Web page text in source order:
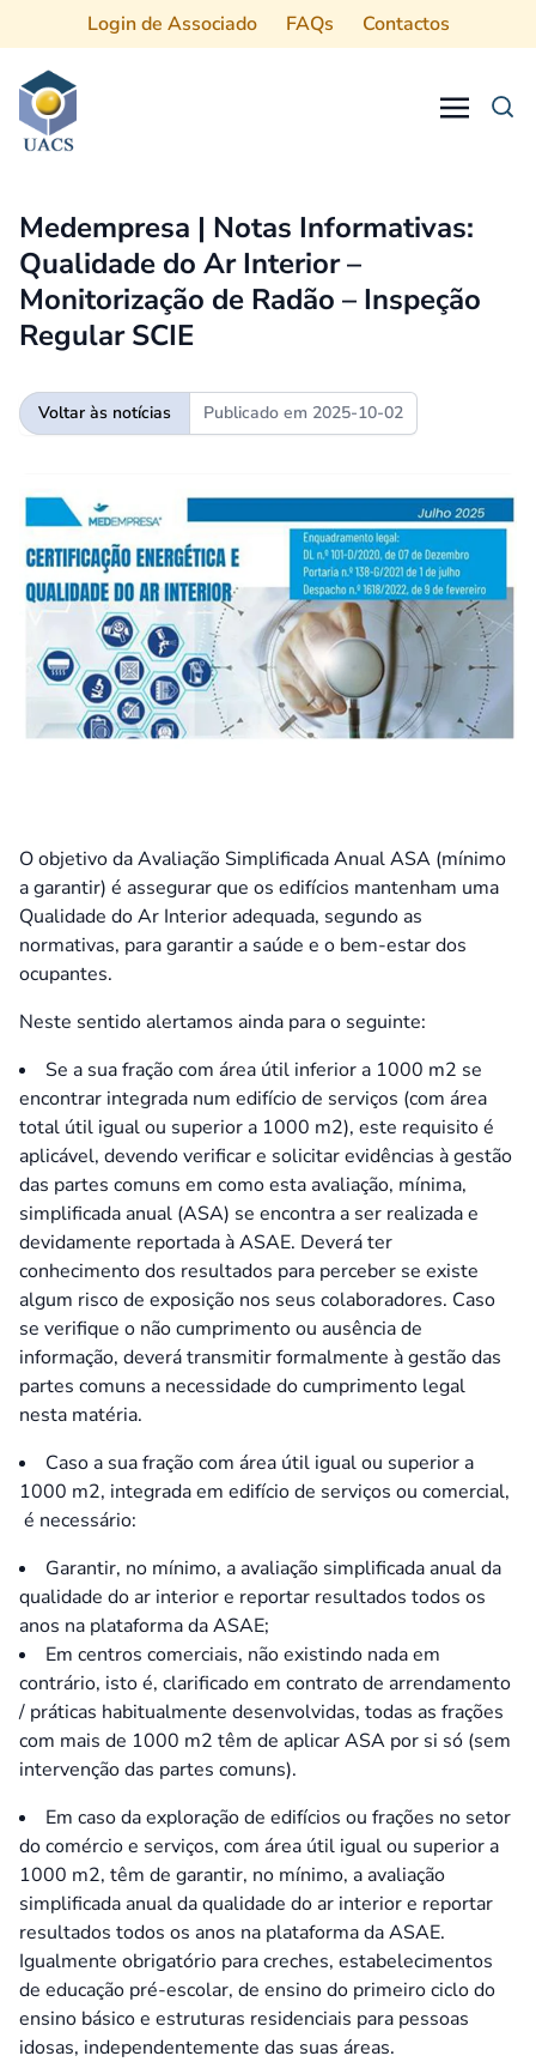
Login de Associado FAQs Contactos
Medempresa | Notas Informativas:
Qualidade do Ar Interior –
Monitorização de Radão – Inspeção
Regular SCIE
Voltar às notícias Publicado em 2025-10-02
O objetivo da Avaliação Simplificada Anual ASA (mínimo
a garantir) é assegurar que os edifícios mantenham uma
Qualidade do Ar Interior adequada, segundo as
normativas, para garantir a saúde e o bem-estar dos
ocupantes.
Neste sentido alertamos ainda para o seguinte:
Se a sua fração com área útil inferior a 1000 m2 se
encontrar integrada num edifício de serviços (com área
total útil igual ou superior a 1000 m2), este requisito é
aplicável, devendo verificar e solicitar evidências à gestão
das partes comuns em como esta avaliação, mínima,
simplificada anual (ASA) se encontra a ser realizada e
devidamente reportada à ASAE. Deverá ter
conhecimento dos resultados para perceber se existe
algum risco de exposição nos seus colaboradores. Caso
se verifique o não cumprimento ou ausência de
informação, deverá transmitir formalmente à gestão das
partes comuns a necessidade do cumprimento legal
nesta matéria.
Caso a sua fração com área útil igual ou superior a
1000 m2, integrada em edifício de serviços ou comercial,
é necessário:
Garantir, no mínimo, a avaliação simplificada anual da
qualidade do ar interior e reportar resultados todos os
anos na plataforma da ASAE;
Em centros comerciais, não existindo nada em
contrário, isto é, clarificado em contrato de arrendamento
/ práticas habitualmente desenvolvidas, todas as frações
com mais de 1000 m2 têm de aplicar ASA por si só (sem
intervenção das partes comuns).
Em caso da exploração de edifícios ou frações no setor
do comércio e serviços, com área útil igual ou superior a
1000 m2, têm de garantir, no mínimo, a avaliação
simplificada anual da qualidade do ar interior e reportar
resultados todos os anos na plataforma da ASAE.
Igualmente obrigatório para creches, estabelecimentos
de educação pré-escolar, de ensino do primeiro ciclo do
ensino básico e estruturas residenciais para pessoas
idosas, independentemente das suas áreas.